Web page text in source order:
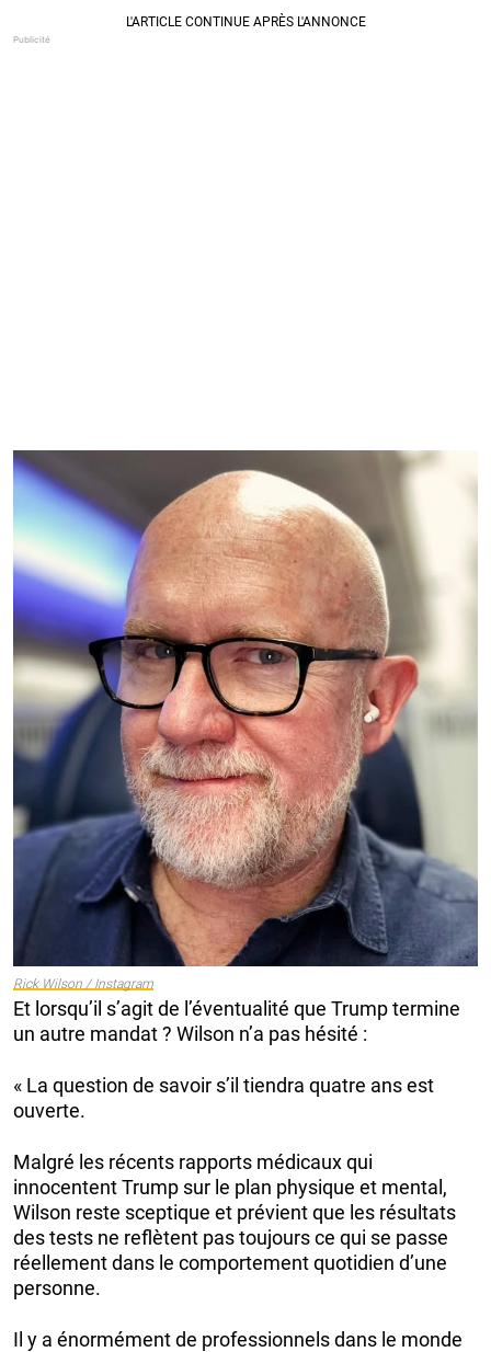
Rick Wilson / Instagram
Et lorsqu’il s’agit de l’éventualité que Trump termine
un autre mandat ? Wilson n’a pas hésité :
« La question de savoir s’il tiendra quatre ans est
ouverte.
Malgré les récents rapports médicaux qui
innocentent Trump sur le plan physique et mental,
Wilson reste sceptique et prévient que les résultats
des tests ne reflètent pas toujours ce qui se passe
réellement dans le comportement quotidien d’une
personne.
Il y a énormément de professionnels dans le monde